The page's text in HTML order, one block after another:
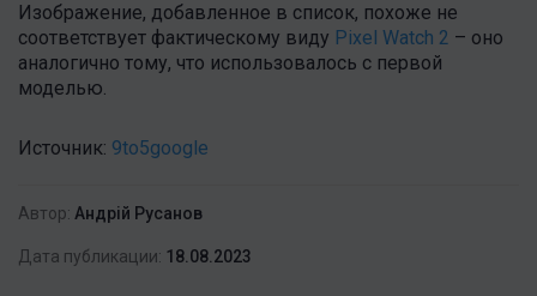
Изображение, добавленное в список, похоже не
соответствует фактическому виду Pixel Watch 2 – оно
аналогично тому, что использовалось с первой
моделью.
Источник: 9to5google
Автор: Андрій Русанов
Дата публикации: 18.08.2023